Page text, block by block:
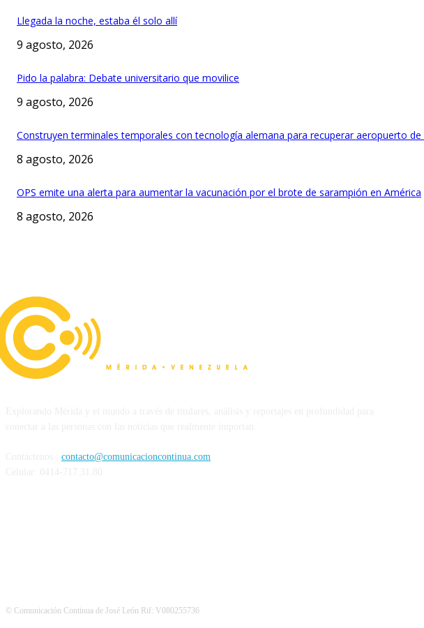
Llegada la noche, estaba él solo allí
9 agosto, 2026
Pido la palabra: Debate universitario que movilice
9 agosto, 2026
Construyen terminales temporales con tecnología alemana para recuperar aeropuerto
8 agosto, 2026
OPS emite una alerta para aumentar la vacunación por el brote de sarampión en América
8 agosto, 2026
contacto@comunicacioncontinua.com
© Comunicación Continua de José León Rif: V080255736